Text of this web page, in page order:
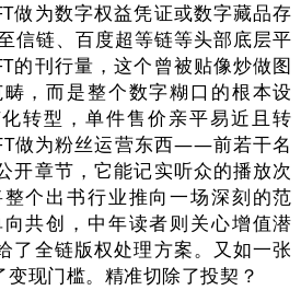
做为数字权益凭证或数字藏品存
信链、百度超等链等头部底层平
的刊行量，这个曾被贴像炒做图
，而是整个数字糊口的根本设
转型，单件售价亲平易近且转
做为粉丝运营东西——前若干名
开章节，它能记实听众的播放次
个出书行业推向一场深刻的范
共创，中年读者则关心增值潜
了全链版权处理方案。又如一张
现门槛。精准切除了投契？